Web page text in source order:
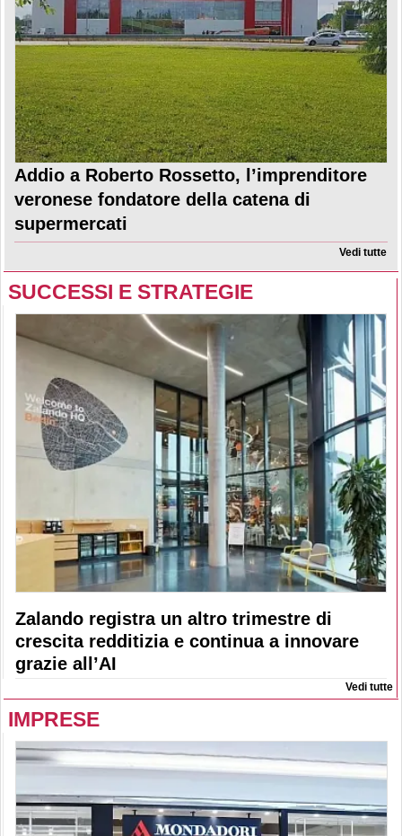
Addio a Roberto Rossetto, l’imprenditore
veronese fondatore della catena di
supermercati
Vedi tutte
SUCCESSI E STRATEGIE
Zalando registra un altro trimestre di
crescita redditizia e continua a innovare
grazie all’AI
Vedi tutte
IMPRESE